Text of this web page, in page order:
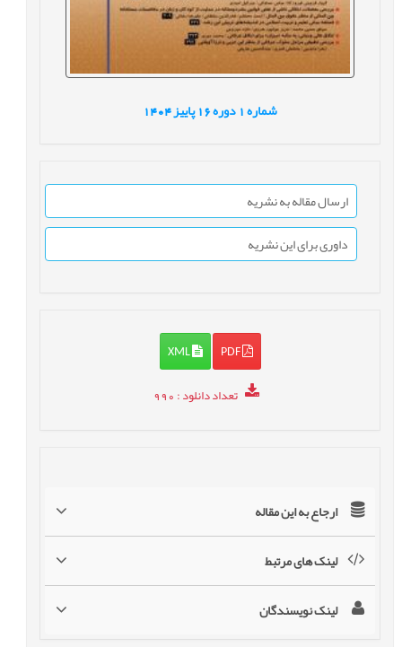
شماره1 دوره16 پاییز1404
ارسال مقاله به نشریه
داوری برای این نشریه
PDF
XML
تعداد دانلود: 990
ارجاع به این مقاله
لینک های مرتبط
لینک نویسندگان